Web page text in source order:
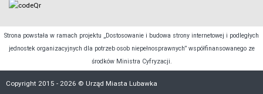
Strona powstała w ramach projektu „Dostosowanie i budowa strony internetowej i podległych
jednostek organizacyjnych dla potrzeb osob niepełnosprawnych” współfinansowanego ze
środków Ministra Cyfryzacji.
Copyright 2015 - 2026 © Urząd Miasta Lubawka